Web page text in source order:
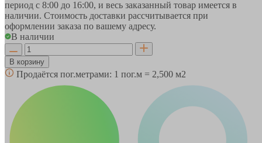
период с 8:00 до 16:00, и весь заказанный товар имеется в
наличии. Стоимость доставки рассчитывается при
оформлении заказа по вашему адресу.
В наличии
В корзину
Продаётся пог.метрами: 1 пог.м = 2,500 м2